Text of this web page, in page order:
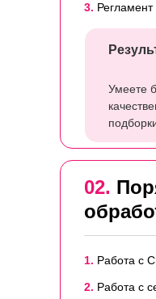
Умеете
3.
02.
1. Работа с
2. Работа с